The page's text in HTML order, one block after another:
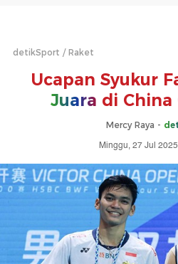
detikSport Raket
Ucapan Syukur
Juara di China
Mercy Raya -
Minggu, 27 Jul